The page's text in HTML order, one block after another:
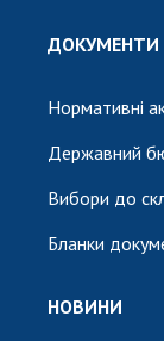
ДОКУМЕНТИ
Нормативні
Державний
Вибори до
Бланки
НОВИНИ